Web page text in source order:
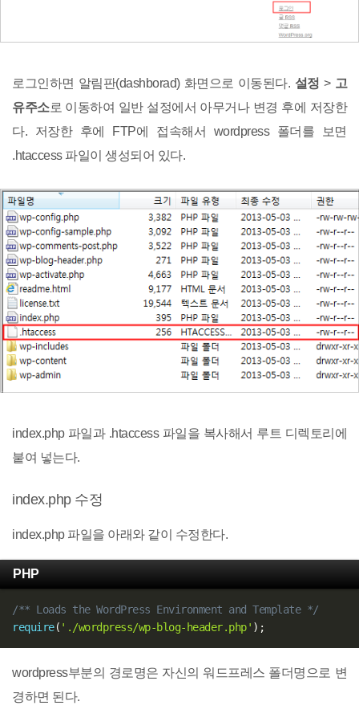
로그인하면 알림판(dashborad) 화면으로 이동된다. 설정 > 고
유주소로 이동하여 일반 설정에서 아무거나 변경 후에 저장한
다. 저장한 후에 FTP에 접속해서 wordpress 폴더를 보면
.htaccess 파일이 생성되어 있다.
index.php 파일과 .htaccess 파일을 복사해서 루트 디렉토리에
붙여 넣는다.
index.php 수정
index.php 파일을 아래와 같이 수정한다.
PHP
/** Loads the WordPress Environment and Template */
require( './wordpress/wp-blog-header.php' ) ;
wordpress부분의 경로명은 자신의 워드프레스 폴더명으로 변
경하면 된다.